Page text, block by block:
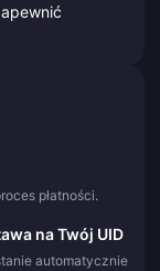
płatności.
na Twój UID
automatycznie